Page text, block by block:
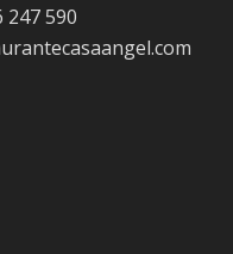
247 590